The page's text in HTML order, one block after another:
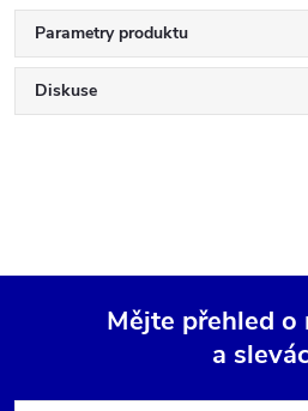
Parametry produktu
Diskuse
Mějte přehled o
a